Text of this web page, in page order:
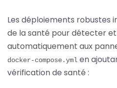
Les déploiements robustes
de la santé pour détecter
automatiquement aux
docker-compose.yml en
vérification de santé :